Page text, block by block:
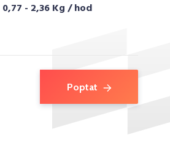
0,77 - 2,36 Kg / hod
Poptat